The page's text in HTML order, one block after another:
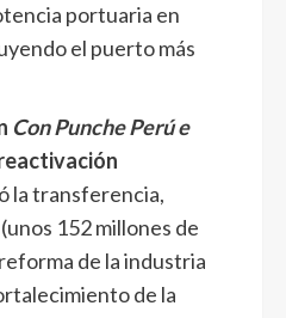
portuaria en
el puerto más
Con Punche Perú e
la transferencia,
152 millones de
de la industria
de la